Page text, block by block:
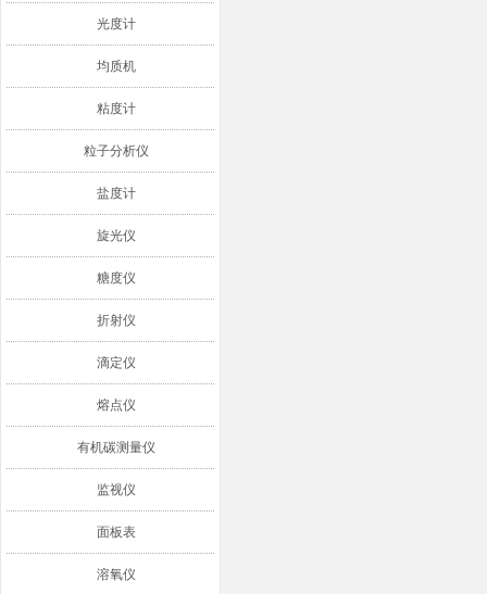
光度计
均质机
粘度计
粒子分析仪
盐度计
旋光仪
糖度仪
折射仪
滴定仪
熔点仪
有机碳测量仪
监视仪
面板表
溶氧仪